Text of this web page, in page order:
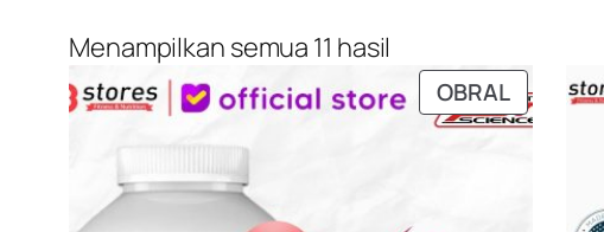
Menampilkan semua 11 hasil
OBRALPRODUK
DENGAN